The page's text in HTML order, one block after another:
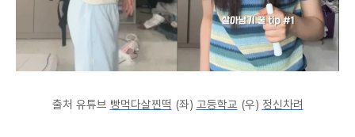
출처 유튜브 빵먹다살찐떡 (좌) 고등학교 (우) 정신차려